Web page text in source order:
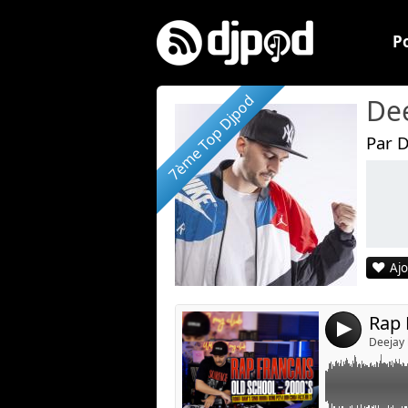
7ème Top Djpod Par
4 Deejay
Widget :
Partager :
Publier :